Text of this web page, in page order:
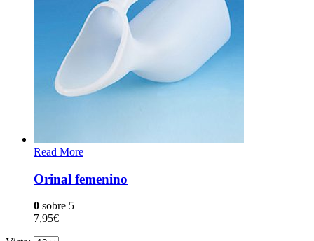
Read More
Orinal femenino
0 sobre 5
7,95€